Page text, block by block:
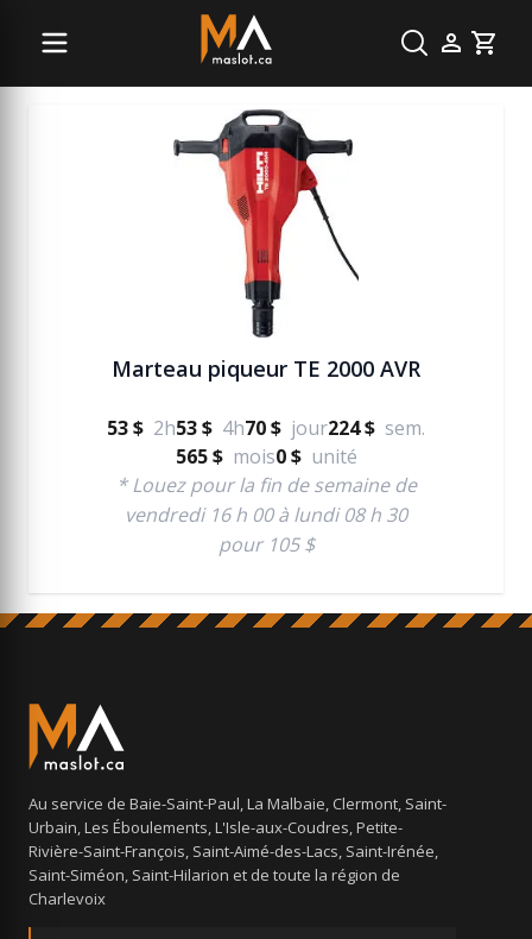
Cart
Béton
Marteau piqueur TE 2000 AVR
53 $ 2h53 $ 4h70 $ jour224 $ sem.
565 $ mois0 $ unité
* Louez pour la fin de semaine de
vendredi 16 h 00 à lundi 08 h 30
pour 105 $
Au service de Baie-Saint-Paul, La Malbaie, Clermont, Saint-
Urbain, Les Éboulements, L'Isle-aux-Coudres, Petite-
Rivière-Saint-François, Saint-Aimé-des-Lacs, Saint-Irénée,
Saint-Siméon, Saint-Hilarion et de toute la région de
Charlevoix